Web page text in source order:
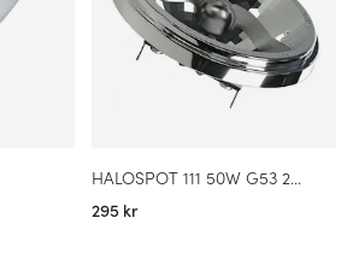
HALOSPOT 111 50W G53 24*
295 kr